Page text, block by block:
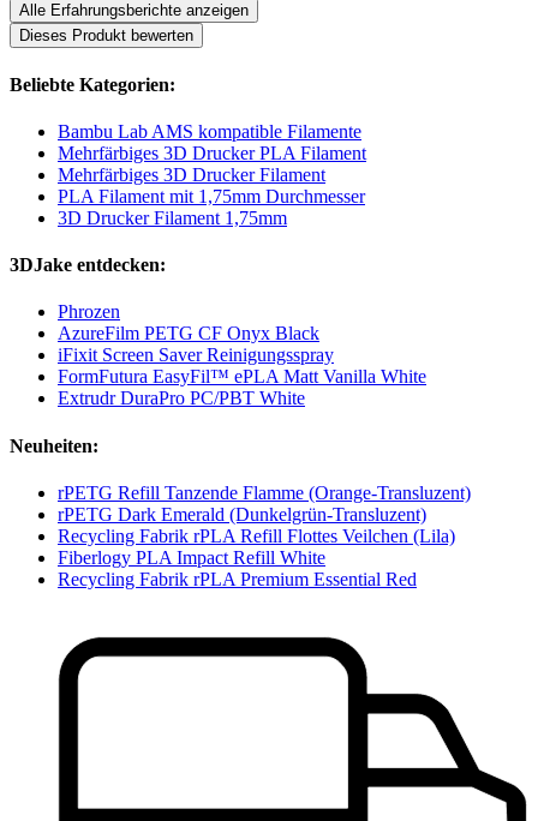
Alle Erfahrungsberichte anzeigen
Dieses Produkt bewerten
Beliebte Kategorien:
Bambu Lab AMS kompatible Filamente
Mehrfärbiges 3D Drucker PLA Filament
Mehrfärbiges 3D Drucker Filament
PLA Filament mit 1,75mm Durchmesser
3D Drucker Filament 1,75mm
3DJake entdecken:
Phrozen
AzureFilm PETG CF Onyx Black
iFixit Screen Saver Reinigungsspray
FormFutura EasyFil™ ePLA Matt Vanilla White
Extrudr DuraPro PC/PBT White
Neuheiten:
rPETG Refill Tanzende Flamme (Orange-Transluzent)
rPETG Dark Emerald (Dunkelgrün-Transluzent)
Recycling Fabrik rPLA Refill Flottes Veilchen (Lila)
Fiberlogy PLA Impact Refill White
Recycling Fabrik rPLA Premium Essential Red